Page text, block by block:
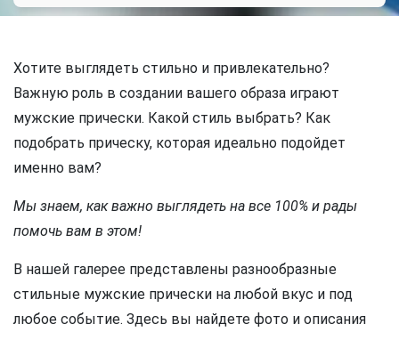
Хотите выглядеть стильно и привлекательно?
Важную роль в создании вашего образа играют
мужские прически. Какой стиль выбрать? Как
подобрать прическу, которая идеально подойдет
именно вам?
Мы знаем, как важно выглядеть на все 100% и рады
помочь вам в этом!
В нашей галерее представлены разнообразные
стильные мужские прически на любой вкус и под
любое событие. Здесь вы найдете фото и описания